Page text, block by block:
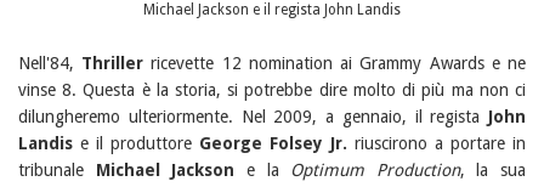
Michael Jackson e il regista John Landis
Nell'84, Thriller ricevette 12 nomination ai Grammy Awards e ne
vinse 8. Questa è la storia, si potrebbe dire molto di più ma non ci
dilungheremo ulteriormente. Nel 2009, a gennaio, il regista John
Landis e il produttore George Folsey Jr. riuscirono a portare in
tribunale Michael Jackson e la Optimum Production, la sua